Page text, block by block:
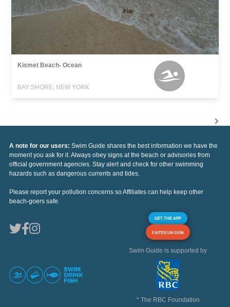
Kismet Beach- Ocean
BAY SHORE, NEW YORK
A note for our users: Swim Guide shares the best information we have the
moment you ask for it. Always obey signs at the beach or advisories from
official government agencies. Stay alert and check for other swimming
hazards such as dangerous currents and tides.
Please report your pollution concerns so Affiliates can help keep other
beach-goers safe.
GET THE APP
FAITES UN DON
Swim Guide is supported by
* The RBC Foundation